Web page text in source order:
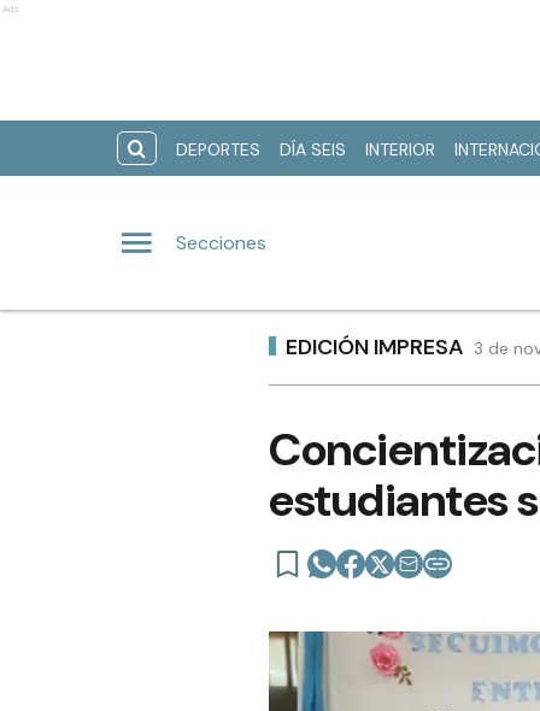
Ads
DEPORTES DÍA SEIS INTERIOR
Secciones
EDICIÓN IMPRESA 3 de
estudiantes